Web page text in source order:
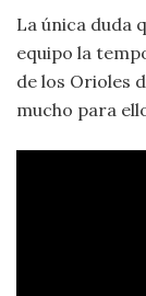
La única duda
equipo la
de los Orioles
mucho para